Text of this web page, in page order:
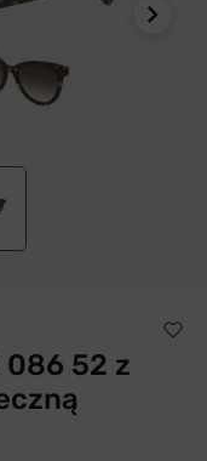
086 52 z